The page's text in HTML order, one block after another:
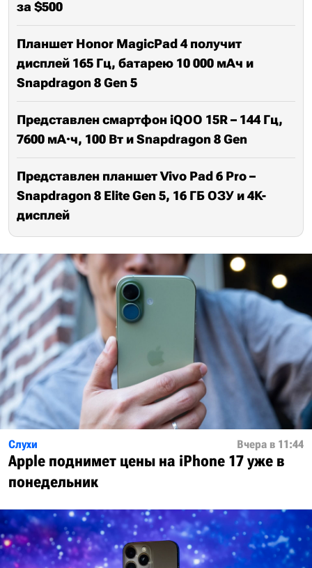
за $500
Планшет Honor MagicPad 4 получит
дисплей 165 Гц, батарею 10 000 мАч и
Snapdragon 8 Gen 5
Представлен смартфон iQOO 15R – 144 Гц,
7600 мА·ч, 100 Вт и Snapdragon 8 Gen
Представлен планшет Vivo Pad 6 Pro –
Snapdragon 8 Elite Gen 5, 16 ГБ ОЗУ и 4K-
дисплей
Слухи Вчера в 11:44
Apple поднимет цены на iPhone 17 уже в
понедельник